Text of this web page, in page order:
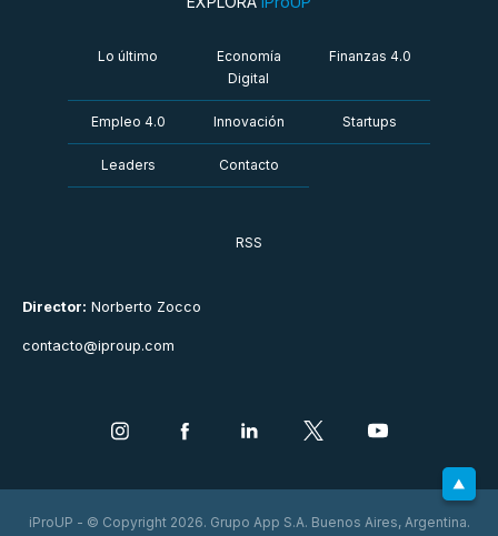
Director: Norberto Zocco
contacto@iproup.com
Lo último
Economía
Digital
Finanzas 4.0
Empleo 4.0 Innovación Startups
Leaders Contacto
RSS
iProUP - © Copyright 2026. Grupo App S.A. Buenos Aires, Argentina.